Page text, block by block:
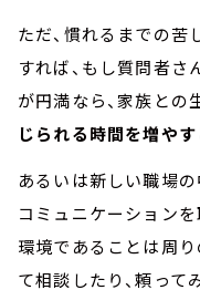
ただ、慣れるまでの
すれば、もし質問者
が円満なら、家族との
じられる時間を増やす
あるいは新しい職場
コミュニケーション
環境であることは周
て相談したり、頼って